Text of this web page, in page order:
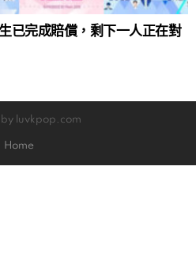
已完成賠償，剩下一人正在對
luvkpop.com
Home